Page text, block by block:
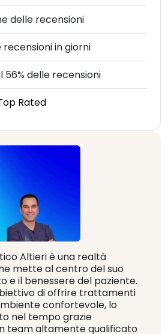
delle recensioni
recensioni in giorni
56% delle recensioni
Rated
Altieri è una realtà
mette al centro del suo
e il benessere del paziente.
di offrire trattamenti
confortevole, lo
nel tempo grazie
team altamente qualificato